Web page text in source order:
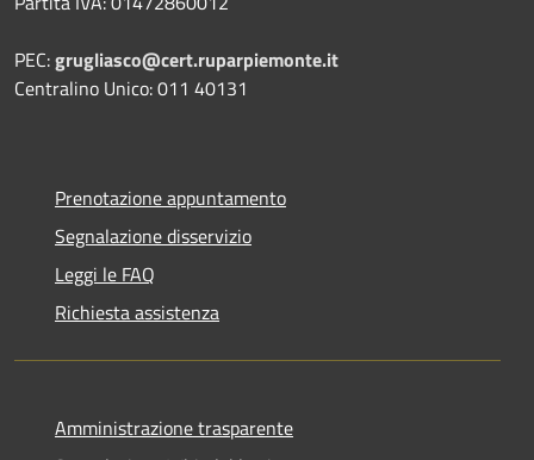
PEC:grugliasco@cert.ruparpiemonte.it
Centralino Unico: 011 40131
Prenotazione appuntamento
Segnalazione disservizio
Leggi le FAQ
Richiesta assistenza
Amministrazione trasparente